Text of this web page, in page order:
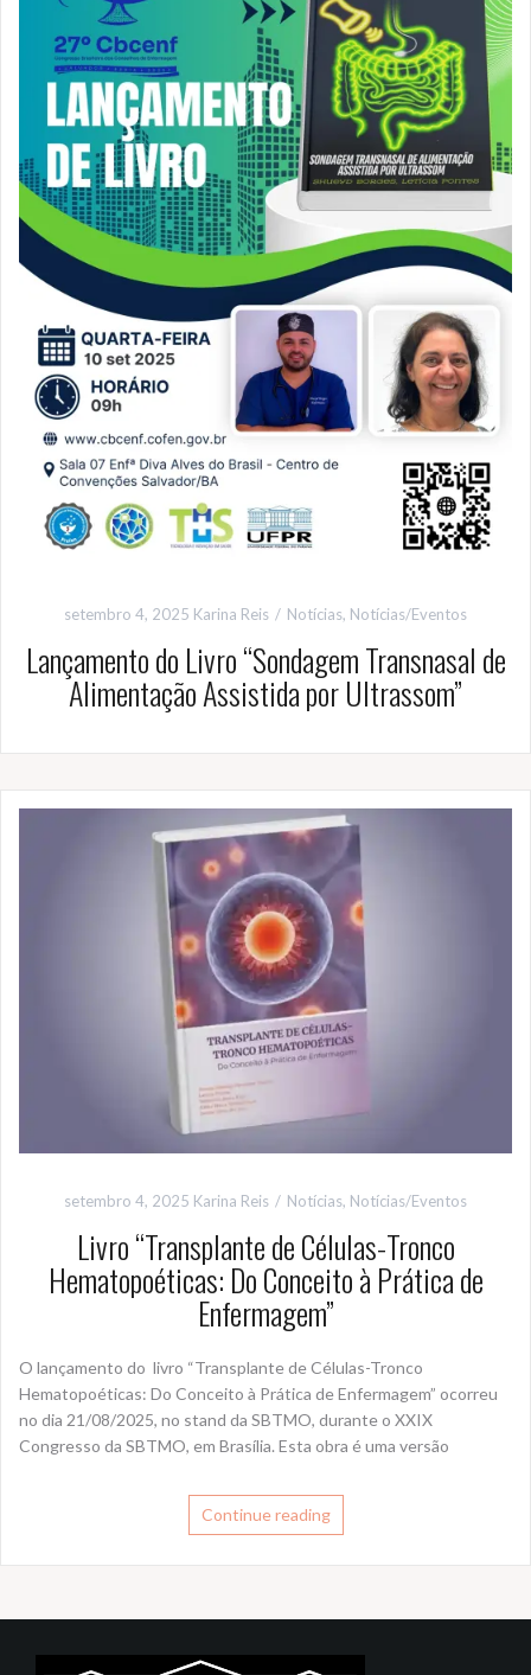
setembro 4, 2025 Karina Reis Notícias, Notícias/Eventos
Lançamento do Livro “Sondagem Transnasal de
Alimentação Assistida por Ultrassom”
setembro 4, 2025 Karina Reis Notícias, Notícias/Eventos
Livro “Transplante de Células-Tronco
Hematopoéticas: Do Conceito à Prática de
Enfermagem”
O lançamento do livro “Transplante de Células-Tronco
Hematopoéticas: Do Conceito à Prática de Enfermagem” ocorreu
no dia 21/08/2025, no stand da SBTMO, durante o XXIX
Congresso da SBTMO, em Brasília. Esta obra é uma versão
Continue reading